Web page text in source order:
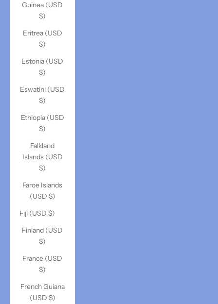
Guinea (USD
$)
Eritrea (USD
$)
Estonia (USD
$)
Eswatini (USD
$)
Ethiopia (USD
$)
Falkland
Islands (USD
$)
Faroe Islands
(USD $)
Fiji (USD $)
Finland (USD
$)
France (USD
$)
French Guiana
(USD $)